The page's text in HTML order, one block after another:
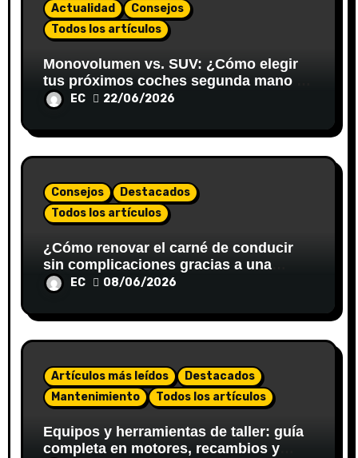
Actualidad
Consejos
Todos los artículos
Monovolumen vs. SUV: ¿Cómo elegir
tus próximos coches segunda mano en
Valladolid para viajar en familia?
EC 22/06/2026
Consejos
Destacados
Todos los artículos
¿Cómo renovar el carné de conducir
sin complicaciones gracias a una
gestoría?
EC 08/06/2026
Artículos más leídos
Destacados
Mantenimiento
Todos los artículos
Equipos y herramientas de taller: guía
completa en motores, recambios y